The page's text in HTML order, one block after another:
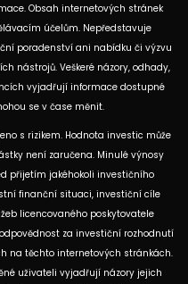
Obsah internetových stránek
účelům. Nepředstavuje
poradenství ani nabídku či výzvu
nástrojů. Veškeré názory, odhady,
vyjadřují informace dostupné
se v čase měnit.
s rizikem. Hodnota investic může
není zaručena. Minulé výnosy
přijetím jakéhokoli investičního
finanční situaci, investiční cíle
licencovaného poskytovatele
za investiční rozhodnutí
na těchto internetových stránkách.
uživateli vyjadřují názory jejich